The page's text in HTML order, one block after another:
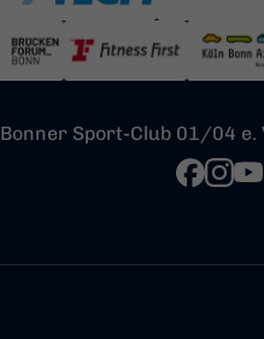
Bonner Sport-Club 01/04 e.